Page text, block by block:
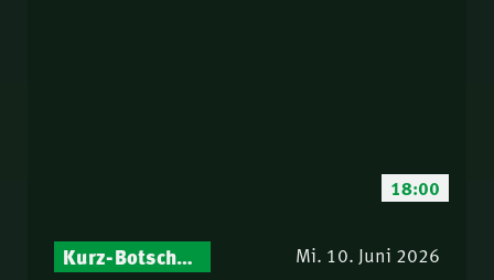
18:00
Kurz-Botschaften – Biblische Impulse mit Zukunft im Blick Mi. 10. Juni 2026